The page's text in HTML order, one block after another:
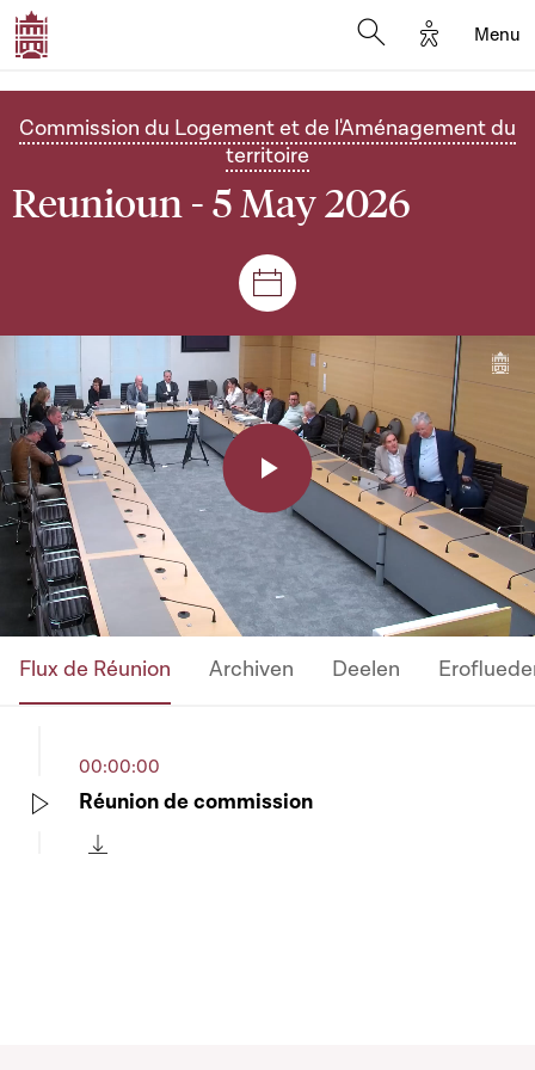
Options
Menu
Commission du Logement et de l'Aménagement du
territoire
Reunioun - 5 May 2026
Sëtzungen a Reuniounen
Play
Video
Flux de Réunion Archiven Deelen
00:00:00
Réunion de commission